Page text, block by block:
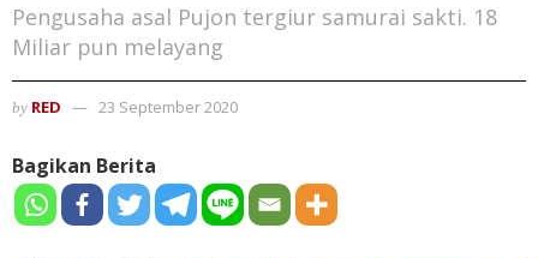
Pengusaha asal Pujon tergiur samurai sakti. 18
Miliar pun melayang
by RED 23 September 2020
Bagikan Berita